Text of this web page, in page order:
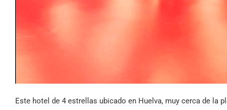
Este hotel de 4 estrellas ubicado en Huelva, muy cerca de la